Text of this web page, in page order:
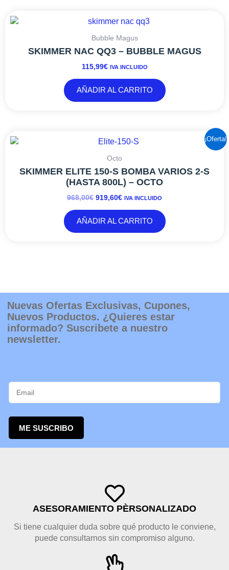
Bubble Magus
SKIMMER NAC QQ3 – BUBBLE MAGUS
115,99€ IVA INCLUIDO
AÑADIR AL CARRITO
¡Oferta!
Octo
SKIMMER ELITE 150-S BOMBA VARIOS 2-S
(HASTA 800L) – OCTO
968,00€
PRECIO
ORIGINAL
ERA:
968,00€.
919,60€
PRECIO
ES:
919,60€.
IVA INCLUIDO
AÑADIR AL CARRITO
Nuevas Ofertas Exclusivas, Cupones,
Nuevos Productos. ¿Quieres estar
informado? Suscribete a nuestro
newsletter.
ME SUSCRIBO
ASESORAMIENTO PÈRSONALIZADO
Si tiene cualquier duda sobre qué producto le conviene,
puede consultarnos sin compromiso alguno.